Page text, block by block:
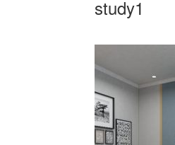
study1